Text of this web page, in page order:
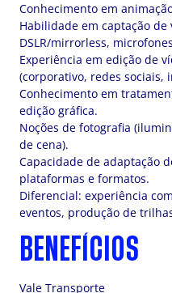
Conhecimento em
Habilidade em captação de
DSLR/mirrorless,
Experiência em edição de
(corporativo, redes sociais,
Conhecimento em
edição gráfica.
Noções de fotografia
de cena).
Capacidade de adaptação
plataformas e formatos.
Diferencial: experiência
eventos, produção de
BENEFÍCIOS
Vale Transporte